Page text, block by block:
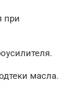
при
масла.